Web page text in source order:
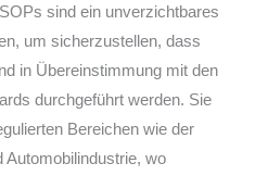
sind ein unverzichtbares
um sicherzustellen, dass
in Übereinstimmung mit den
durchgeführt werden. Sie
Bereichen wie der
Automobilindustrie, wo